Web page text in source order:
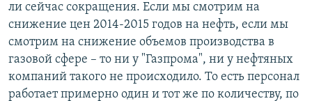
ли сейчас сокращения. Если мы смотрим на
снижение цен 2014-2015 годов на нефть, если мы
смотрим на снижение объемов производства в
газовой сфере – то ни у "Газпрома", ни у нефтяных
компаний такого не происходило. То есть персонал
работает примерно один и тот же по количеству, по